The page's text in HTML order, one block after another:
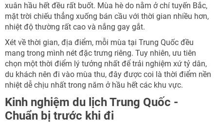
xuân hầu hết đều rất buốt. Mùa hè do nằm ở chí tuyến Bắc,
mặt trời chiếu thẳng xuống bán cầu với thời gian nhiều hơn,
nhiệt độ thường rất cao và nắng gay gắt.
Xét về thời gian, địa điểm, mỗi mùa tại Trung Quốc đều
mang trong mình nét đặc trưng riêng. Tuy nhiên, ưu tiên
chọn một thời điểm lý tưởng nhất để trải nghiệm xứ tỷ dân,
du khách nên đi vào mùa thu, đây được coi là thời điểm nền
nhiệt dễ chịu nhất trong năm ở hầu hết các khu vực.
Kinh nghiệm du lịch Trung Quốc -
Chuẩn bị trước khi đi